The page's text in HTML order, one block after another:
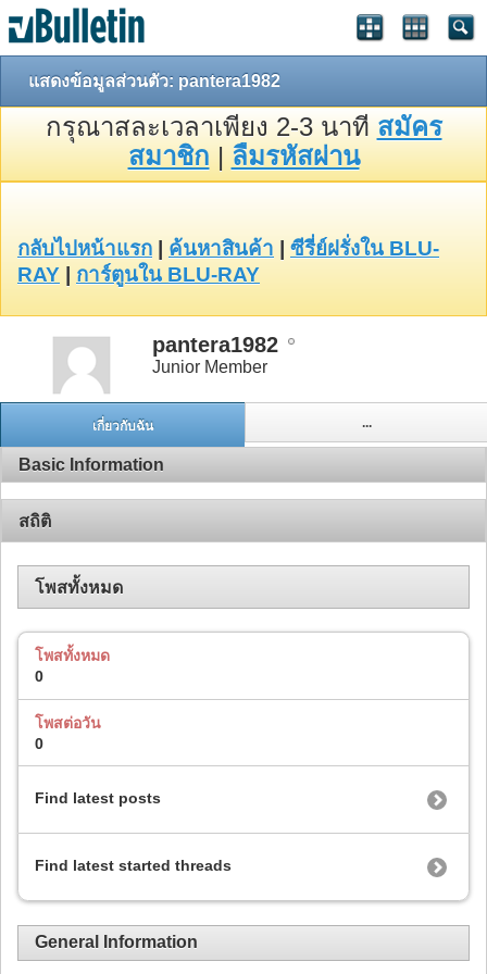
แสดงข้อมูลส่วนตัว: pantera1982
กรุณาสละเวลาเพียง 2-3 นาที สมัคร
สมาชิก | ลืมรหัสผ่าน
กลับไปหน้าแรก ค้นหาสินค้า
ซีรี่ย์ฝรั่งใน BLU-
RAY
การ์ตูนใน BLU-RAY
pantera1982
Junior Member
เกี่ยวกับฉัน ...
Basic Information
สถิติ
โพสทั้งหมด
โพสทั้งหมด
0
โพสต่อวัน
0
Find latest posts
Find latest started threads
General Information